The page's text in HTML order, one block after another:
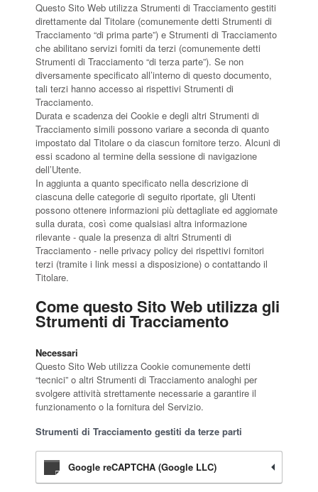
Questo Sito Web utilizza Strumenti di Tracciamento gestiti
direttamente dal Titolare (comunemente detti Strumenti di
Tracciamento “di prima parte”) e Strumenti di Tracciamento
che abilitano servizi forniti da terzi (comunemente detti
Strumenti di Tracciamento “di terza parte”). Se non
diversamente specificato all’interno di questo documento,
tali terzi hanno accesso ai rispettivi Strumenti di
Tracciamento.
Durata e scadenza dei Cookie e degli altri Strumenti di
Tracciamento simili possono variare a seconda di quanto
impostato dal Titolare o da ciascun fornitore terzo. Alcuni di
essi scadono al termine della sessione di navigazione
dell’Utente.
In aggiunta a quanto specificato nella descrizione di
ciascuna delle categorie di seguito riportate, gli Utenti
possono ottenere informazioni più dettagliate ed aggiornate
sulla durata, così come qualsiasi altra informazione
rilevante - quale la presenza di altri Strumenti di
Tracciamento - nelle privacy policy dei rispettivi fornitori
terzi (tramite i link messi a disposizione) o contattando il
Titolare.
Come questo Sito Web utilizza gli
Strumenti di Tracciamento
Necessari
Questo Sito Web utilizza Cookie comunemente detti
“tecnici” o altri Strumenti di Tracciamento analoghi per
svolgere attività strettamente necessarie a garantire il
funzionamento o la fornitura del Servizio.
Strumenti di Tracciamento gestiti da terze parti
Google reCAPTCHA (Google LLC)